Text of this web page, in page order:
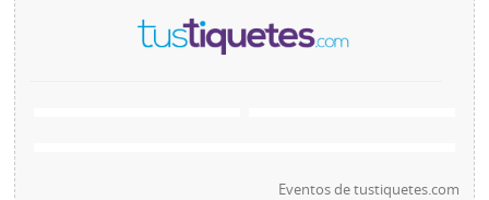
Eventos detustiquetes.com